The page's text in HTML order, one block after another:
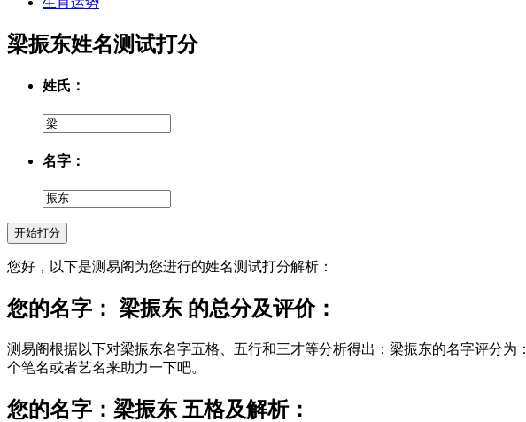
梁振东姓名测试打分
姓氏：
名字：
您好，以下是测易阁为您进行的姓名测试打分解析：
您的名字： 梁振东 的总分及评价：
测易阁根据以下对梁振东名字五格、五行和三才等分析得出：梁振东的名字评分为：
个笔名或者艺名来助力一下吧。
您的名字：梁振东 五格及解析：